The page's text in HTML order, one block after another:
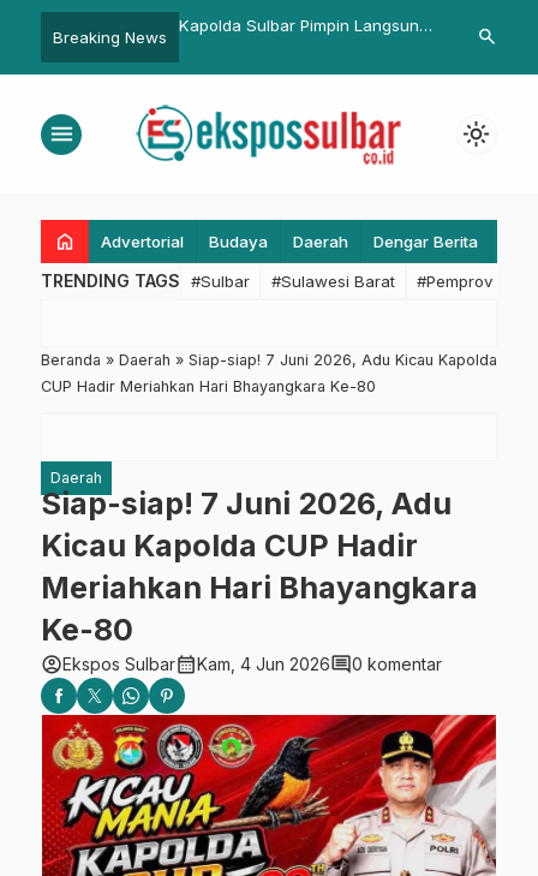
Breaking News
Sehat dan
Sulbar Raih Penghargaan
Introduksi Tingkat Nasional 2025
Doa Anak
Kamtibmas
search
menu light_mode
home Advertorial Budaya Daerah Dengar Berita
TRENDING TAGS #Sulbar #Sulawesi Barat #Pemprov
Beranda » Daerah » Siap-siap! 7 Juni 2026, Adu Kicau Kapolda
CUP Hadir Meriahkan Hari Bhayangkara Ke-80
Daerah
Siap-siap! 7 Juni 2026, Adu
Kicau Kapolda CUP Hadir
Meriahkan Hari Bhayangkara
Ke-80
account_circleEkspos Sulbarcalendar_monthKam, 4 Jun 2026comment0 komentar